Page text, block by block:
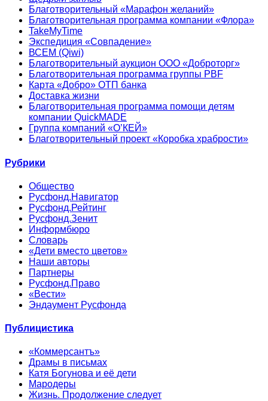
Благотворительный «Марафон желаний»
Благотворительная программа компании «Флора»
TakeMyTime
Экспедиция «Совпадение»
ВСЕМ (Qiwi)
Благотворительный аукцион ООО «Доброторг»
Благотворительная программа группы PBF
Карта «Добро» ОТП банка
Доставка жизни
Благотворительная программа помощи детям
компании QuickMADE
Группа компаний «О’КЕЙ»
Благотворительный проект «Коробка храбрости»
Рубрики
Общество
Русфонд.Навигатор
Русфонд.Рейтинг
Русфонд.Зенит
Информбюро
Словарь
«Дети вместо цветов»
Наши авторы
Партнеры
Русфонд.Право
«Вести»
Эндаумент Русфонда
Публицистика
«Коммерсантъ»
Драмы в письмах
Катя Богунова и её дети
Мародеры
Жизнь. Продолжение следует